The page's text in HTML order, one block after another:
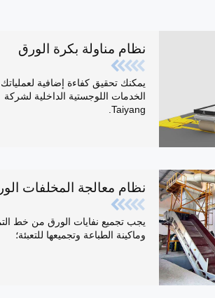
نظام مناولة بكرة الورق
يمكنك تحقيق كفاءة إضافية
الخدمات اللوجستية الداخلية لشركة
Taiyang.
نظام معالجة المخلفات
يجب تجميع نفايات الورق من خط
وماكينة الطباعة وتجميعها للتعبئة؛